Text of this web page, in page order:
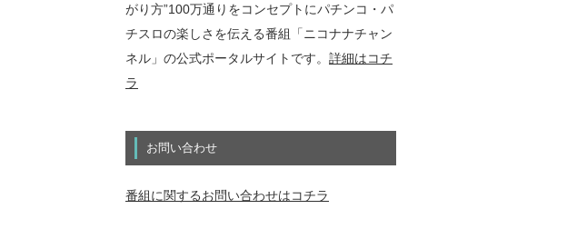
がり方”100万通りをコンセプトにパチンコ・パ
チスロの楽しさを伝える番組「ニコナナチャン
ネル」の公式ポータルサイトです。 詳細はコチ
ラ
お問い合わせ
番組に関するお問い合わせはコチラ